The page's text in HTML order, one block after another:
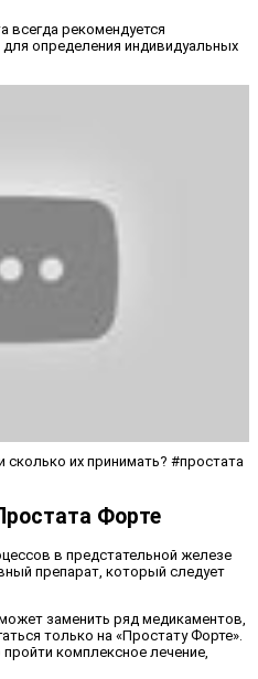
всегда рекомендуется
определения индивидуальных
их принимать? #простата
Форте
в предстательной железе
препарат, который следует
заменить ряд медикаментов,
только на «Простату Форте».
комплексное лечение,